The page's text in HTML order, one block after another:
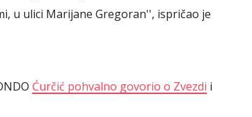
u ulici Marijane Gregoran'', ispričao je
Ćurčić pohvalno govorio o Zvezdi i